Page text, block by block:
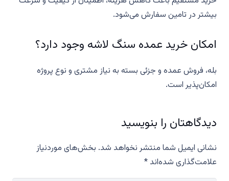
بیشتر در تامین سفارش می‌شود.
امکان خرید عمده سنگ لاشه وجود دارد؟
بله، فروش عمده و جزئی بسته به نیاز مشتری و نوع پروژه
امکان‌پذیر است.
دیدگاهتان را بنویسید
نشانی ایمیل شما منتشر نخواهد شد. بخش‌های موردنیاز
علامت‌گذاری شده‌اند *